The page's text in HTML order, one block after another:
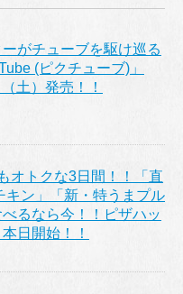
がチューブを駆け巡る
(ピクチューブ)」
土）発売！！
オトクな3日間！！「直
キン」「新・特うまプル
るなら今！！ピザハッ
日開始！！